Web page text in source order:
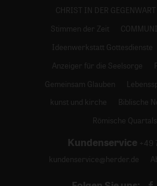
CHRIST IN DER GEGENWART
Stimmen der Zeit
Ideenwerkstatt Gottesdienste
Anzeiger für die Seelsorge
Gemeinsam Glauben
kunst und kirche
Biblische
Römische
Kundenservice +49
kundenservice@herder.de